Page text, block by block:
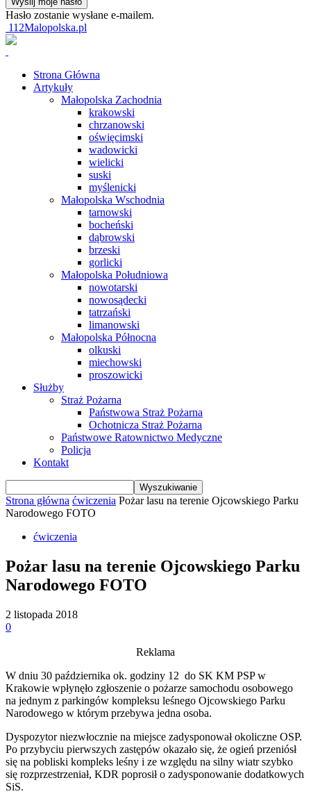
Hasło zostanie wysłane e-mailem.
112Malopolska.pl
Strona Główna
Artykuły
Małopolska Zachodnia
krakowski
chrzanowski
oświęcimski
wadowicki
wielicki
suski
myślenicki
Małopolska Wschodnia
tarnowski
bocheński
dąbrowski
brzeski
gorlicki
Małopolska Południowa
nowotarski
nowosądecki
tatrzański
limanowski
Małopolska Północna
olkuski
miechowski
proszowicki
Służby
Straż Pożarna
Państwowa Straż Pożarna
Ochotnicza Straż Pożarna
Państwowe Ratownictwo Medyczne
Policja
Kontakt
Strona główna ćwiczenia Pożar lasu na terenie Ojcowskiego Parku
Narodowego FOTO
ćwiczenia
Pożar lasu na terenie Ojcowskiego Parku
Narodowego FOTO
2 listopada 2018
0
Reklama
W dniu 30 października ok. godziny 12 do SK KM PSP w
Krakowie wpłynęło zgłoszenie o pożarze samochodu osobowego
na jednym z parkingów kompleksu leśnego Ojcowskiego Parku
Narodowego w którym przebywa jedna osoba.
Dyspozytor niezwłocznie na miejsce zadysponował okoliczne OSP.
Po przybyciu pierwszych zastępów okazało się, że ogień przeniósł
się na pobliski kompleks leśny i ze względu na silny wiatr szybko
się rozprzestrzeniał, KDR poprosił o zadysponowanie dodatkowych
SiS.